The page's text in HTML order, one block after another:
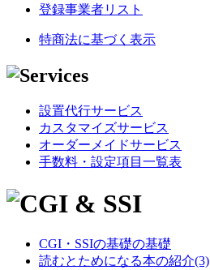
登録事業者リスト
特商法に基づく表示
設置代行サービス
カスタマイズサービス
オーダーメイドサービス
手数料・設定項目一覧表
CGI・SSIの基礎の基礎
読むとためになる本の紹介(3)